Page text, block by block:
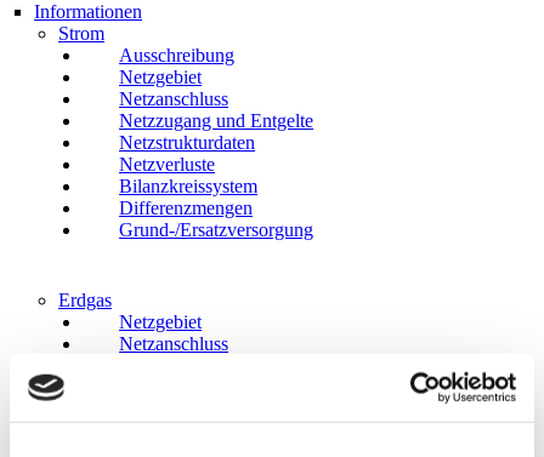
Informationen
Strom
Ausschreibung
Netzgebiet
Netzanschluss
Netzzugang und Entgelte
Netzstrukturdaten
Netzverluste
Bilanzkreissystem
Differenzmengen
Grund-/Ersatzversorgung
Erdgas
Netzgebiet
Netzanschluss